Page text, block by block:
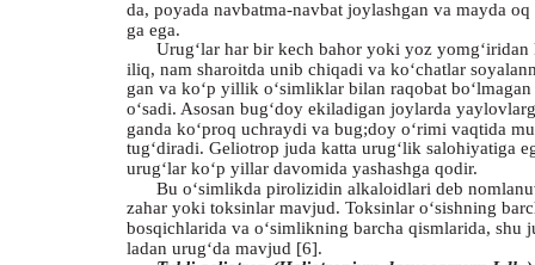
da, poyada navbatma-navbat joylashgan va mayda
ga ega.
Urug‘lar har bir kech bahor yoki yoz yomg‘iridan
iliq, nam sharoitda unib chiqadi va ko‘chatlar
gan va ko‘p yillik o‘simliklar bilan raqobat
o‘sadi. Asosan bug‘doy ekiladigan joylarda
ganda ko‘proq uchraydi va bug;doy o‘rimi vaqtida
tug‘diradi. Geliotrop juda katta urug‘lik salohiyatiga
urug‘lar ko‘p yillar davomida yashashga qodir.
Bu o‘simlikda pirolizidin alkaloidlari deb
zahar yoki toksinlar mavjud. Toksinlar o‘sishning
bosqichlarida va o‘simlikning barcha qismlarida, shu
ladan urug‘da mavjud [6].